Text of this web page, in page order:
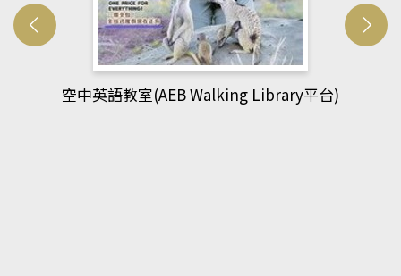
網管人(kono平台)